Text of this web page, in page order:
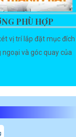
PHÙ HỢP
vị trí lắp đặt mục đích
và góc quay của